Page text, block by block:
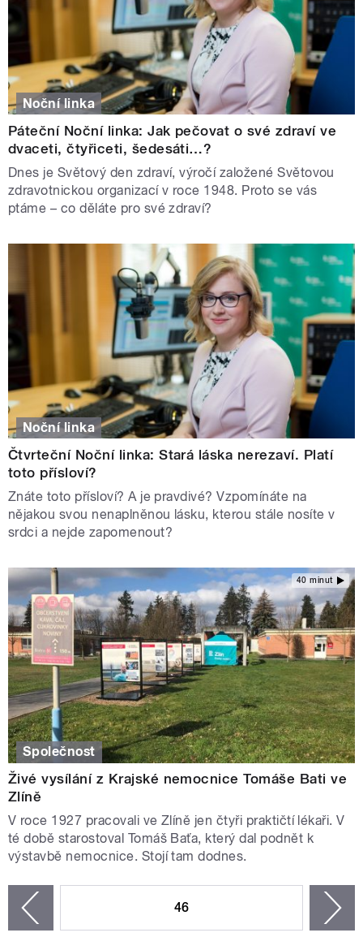
Noční linka
Páteční Noční linka: Jak pečovat o své zdraví ve
dvaceti, čtyřiceti, šedesáti…?
Dnes je Světový den zdraví, výročí založené Světovou
zdravotnickou organizací v roce 1948. Proto se vás
ptáme – co děláte pro své zdraví?
Noční linka
Čtvrteční Noční linka: Stará láska nerezaví. Platí
toto přísloví?
Znáte toto přísloví? A je pravdivé? Vzpomínáte na
nějakou svou nenaplněnou lásku, kterou stále nosíte v
srdci a nejde zapomenout?
40 minut
Společnost
Živé vysílání z Krajské nemocnice Tomáše Bati ve
Zlíně
V roce 1927 pracovali ve Zlíně jen čtyři praktičtí lékaři. V
té době starostoval Tomáš Baťa, který dal podnět k
výstavbě nemocnice. Stojí tam dodnes.
46